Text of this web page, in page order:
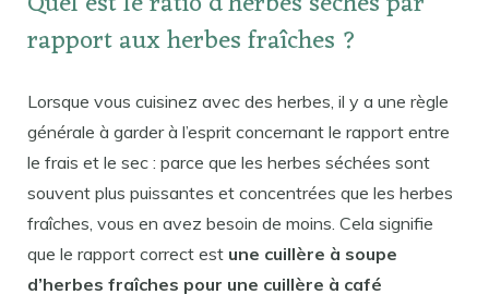
rapport aux herbes fraîches ?
Lorsque vous cuisinez avec des herbes, il y a une règle
générale à garder à l’esprit concernant le rapport entre
le frais et le sec : parce que les herbes séchées sont
souvent plus puissantes et concentrées que les herbes
fraîches, vous en avez besoin de moins. Cela signifie
que le rapport correct est une cuillère à soupe
d’herbes fraîches pour une cuillère à café